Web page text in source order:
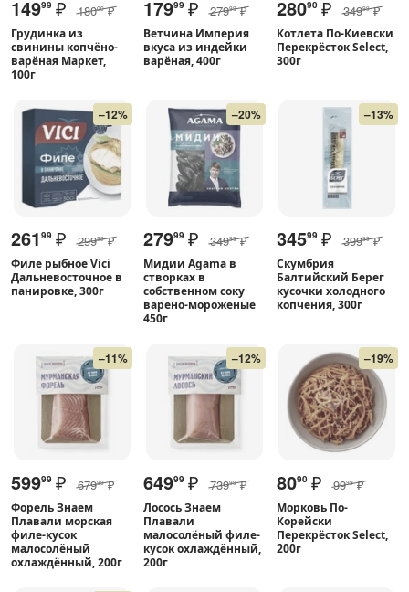
14999 ₽ 18000 ₽
Грудинка из
свинины копчёно-
варёная Маркет,
100г
17999 ₽ 27999 ₽
Ветчина Империя
вкуса из индейки
варёная, 400г
28090 ₽ 34999 ₽
Котлета По-Киевски
Перекрёсток Select,
300г
–12%
261 99 ₽ 29999 ₽
Филе рыбное Vici
Дальневосточное в
панировке, 300г
–20%
27999 ₽ 34999 ₽
Мидии Agama в
створках в
собственном соку
варено-мороженые
450г
–13%
34599 ₽ 39999 ₽
Скумбрия
Балтийский Берег
кусочки холодного
копчения, 300г
–11%
59999 ₽ 67999 ₽
Форель Знаем
Плавали морская
филе-кусок
малосолёный
охлаждённый, 200г
–12%
64999 ₽ 73999 ₽
Лосось Знаем
Плавали
малосолёный филе-
кусок охлаждённый,
200г
–19%
8090 ₽ 9999 ₽
Морковь По-
Корейски
Перекрёсток Select,
200г